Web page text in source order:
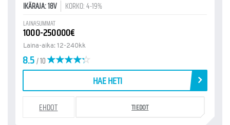
IKÄRAJA: 18V KORKO: 4-19%
LAINASUMMAT
1000-250000€
Laina-aika: 12-240kk
8.5/ 10
HAE HETI
EHDOT TIEDOT